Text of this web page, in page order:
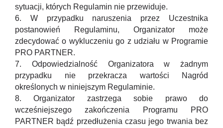
sytuacji, których Regulamin nie przewiduje.
6. W przypadku naruszenia przez Uczestnika
postanowień Regulaminu, Organizator może
zdecydować o wykluczeniu go z udziału w Programie
PRO PARTNER.
7. Odpowiedzialność Organizatora w żadnym
przypadku nie przekracza wartości Nagród
określonych w niniejszym Regulaminie.
8. Organizator zastrzega sobie prawo do
wcześniejszego zakończenia Programu PRO
PARTNER bądź przedłużenia czasu jego trwania bez